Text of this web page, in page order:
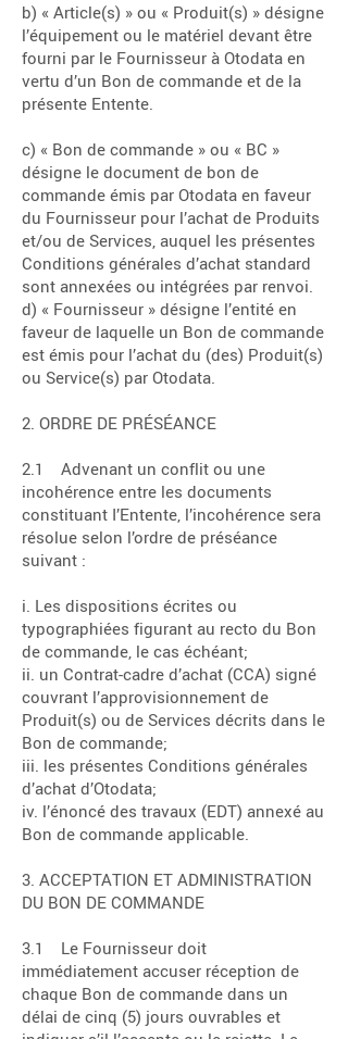
b) « Article(s) » ou « Produit(s) » désigne
l’équipement ou le matériel devant être
fourni par le Fournisseur à Otodata en
vertu d’un Bon de commande et de la
présente Entente.
c) « Bon de commande » ou « BC »
désigne le document de bon de
commande émis par Otodata en faveur
du Fournisseur pour l’achat de Produits
et/ou de Services, auquel les présentes
Conditions générales d’achat standard
sont annexées ou intégrées par renvoi.
d) « Fournisseur » désigne l’entité en
faveur de laquelle un Bon de commande
est émis pour l’achat du (des) Produit(s)
ou Service(s) par Otodata.
2. ORDRE DE PRÉSÉANCE
2.1 Advenant un conflit ou une
incohérence entre les documents
constituant I’Entente, l’incohérence sera
résolue selon l’ordre de préséance
suivant :
i. Les dispositions écrites ou
typographiées figurant au recto du Bon
de commande, le cas échéant;
ii. un Contrat-cadre d’achat (CCA) signé
couvrant l’approvisionnement de
Produit(s) ou de Services décrits dans le
Bon de commande;
iii. les présentes Conditions générales
d’achat d’Otodata;
iv. l’énoncé des travaux (EDT) annexé au
Bon de commande applicable.
3. ACCEPTATION ET ADMINISTRATION
DU BON DE COMMANDE
3.1 Le Fournisseur doit
immédiatement accuser réception de
chaque Bon de commande dans un
délai de cinq (5) jours ouvrables et